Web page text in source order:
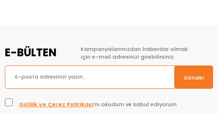
E-BÜLTEN
Kampanyalarımızdan haberdar olmak
için e-mail adresinizi girebilirsiniz.
Gönder
Gizlilik ve Çerez Politikası’nı okudum ve kabul ediyorum.